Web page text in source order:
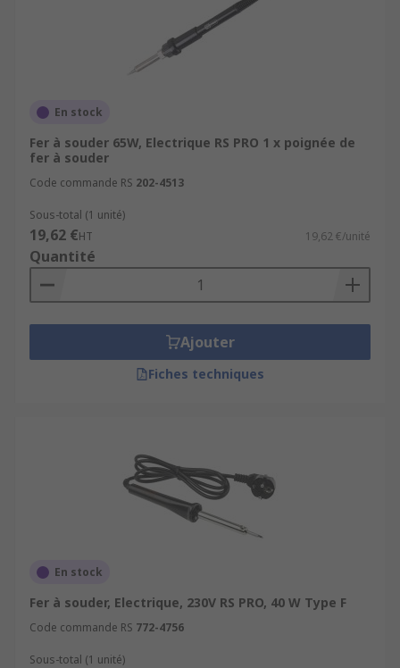
En stock
Fer à souder 65W, Electrique RS PRO 1 x poignée de
fer à souder
Code commande RS 202-4513
Sous-total (1 unité)
19,62 €HT 19,62 €/unité
Quantité
Ajouter
Fiches techniques
En stock
Fer à souder, Electrique, 230V RS PRO, 40 W Type F
Code commande RS 772-4756
Sous-total (1 unité)